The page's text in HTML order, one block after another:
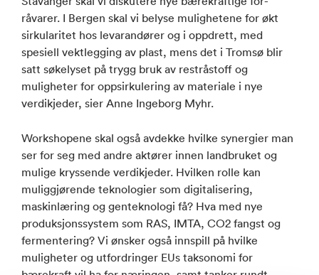
råvarer. I Bergen skal vi belyse mulighetene for økt
sirkularitet hos levarandører og i oppdrett, med
spesiell vektlegging av plast, mens det i Tromsø blir
satt søkelyset på trygg bruk av restråstoff og
muligheter for oppsirkulering av materiale i nye
verdikjeder, sier Anne Ingeborg Myhr.
Workshopene skal også avdekke hvilke synergier man
ser for seg med andre aktører innen landbruket og
mulige kryssende verdikjeder. Hvilken rolle kan
muliggjørende teknologier som digitalisering,
maskinlæring og genteknologi få? Hva med nye
produksjonssystem som RAS, IMTA, CO2 fangst og
fermentering? Vi ønsker også innspill på hvilke
muligheter og utfordringer EUs taksonomi for